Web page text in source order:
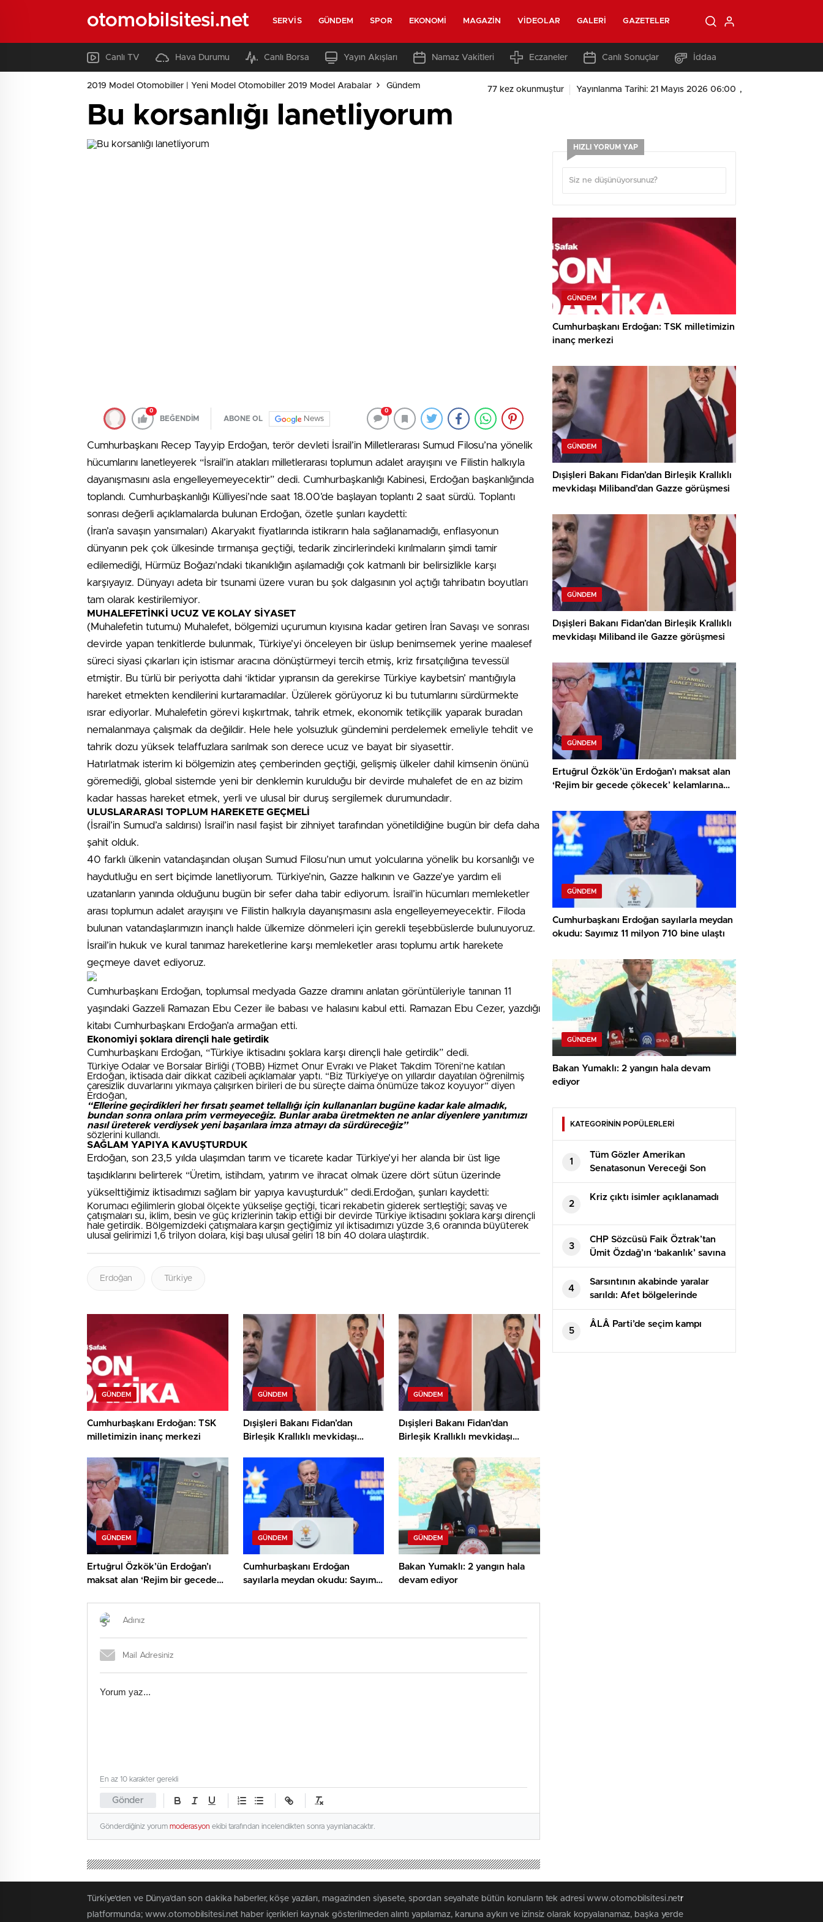
otomobilsitesi.net SERVIS GÜNDEM SPOR EKONOMI MAGAZIN VIDEOLAR GALERI GAZETELER
Canlı TV Hava Durumu Canlı Borsa Yayın Akışları Namaz Vakitleri Eczaneler Canlı Sonuçlar İddaa
,
2019 Model Otomobiller | Yeni Model Otomobiller 2019 Model Arabalar Gündem 77 kez okunmuştur Yayınlanma Tarihi: 21 Mayıs 2026 06:00
Bu korsanlığı lanetliyorum
0
BEĞENDİM ABONE OL News
0
Cumhurbaşkanı Recep Tayyip Erdoğan, terör devleti İsrail’in Milletlerarası Sumud Filosu’na yönelik
hücumlarını lanetleyerek “İsrail’in atakları milletlerarası toplumun adalet arayışını ve Filistin halkıyla
dayanışmasını asla engelleyemeyecektir” dedi. Cumhurbaşkanlığı Kabinesi, Erdoğan başkanlığında
toplandı. Cumhurbaşkanlığı Külliyesi’nde saat 18.00’de başlayan toplantı 2 saat sürdü. Toplantı
sonrası değerli açıklamalarda bulunan Erdoğan, özetle şunları kaydetti:
(İran’a savaşın yansımaları) Akaryakıt fiyatlarında istikrarın hala sağlanamadığı, enflasyonun
dünyanın pek çok ülkesinde tırmanışa geçtiği, tedarik zincirlerindeki kırılmaların şimdi tamir
edilemediği, Hürmüz Boğazı’ndaki tıkanıklığın aşılamadığı çok katmanlı bir belirsizlikle karşı
karşıyayız. Dünyayı adeta bir tsunami üzere vuran bu şok dalgasının yol açtığı tahribatın boyutları
tam olarak kestirilemiyor.
MUHALEFETİNKİ UCUZ VE KOLAY SİYASET
(Muhalefetin tutumu) Muhalefet, bölgemizi uçurumun kıyısına kadar getiren İran Savaşı ve sonrası
devirde yapan tenkitlerde bulunmak, Türkiye’yi önceleyen bir üslup benimsemek yerine maalesef
süreci siyasi çıkarları için istismar aracına dönüştürmeyi tercih etmiş, kriz fırsatçılığına tevessül
etmiştir. Bu türlü bir periyotta dahi ‘iktidar yıpransın da gerekirse Türkiye kaybetsin’ mantığıyla
hareket etmekten kendilerini kurtaramadılar. Üzülerek görüyoruz ki bu tutumlarını sürdürmekte
ısrar ediyorlar. Muhalefetin görevi kışkırtmak, tahrik etmek, ekonomik tetikçilik yaparak buradan
nemalanmaya çalışmak da değildir. Hele hele yolsuzluk gündemini perdelemek emeliyle tehdit ve
tahrik dozu yüksek telaffuzlara sarılmak son derece ucuz ve bayat bir siyasettir.
Hatırlatmak isterim ki bölgemizin ateş çemberinden geçtiği, gelişmiş ülkeler dahil kimsenin önünü
göremediği, global sistemde yeni bir denklemin kurulduğu bir devirde muhalefet de en az bizim
kadar hassas hareket etmek, yerli ve ulusal bir duruş sergilemek durumundadır.
ULUSLARARASI TOPLUM HAREKETE GEÇMELİ
(İsrail’in Sumud’a saldırısı) İsrail’in nasıl faşist bir zihniyet tarafından yönetildiğine bugün bir defa daha
şahit olduk.
40 farklı ülkenin vatandaşından oluşan Sumud Filosu’nun umut yolcularına yönelik bu korsanlığı ve
haydutluğu en sert biçimde lanetliyorum. Türkiye’nin, Gazze halkının ve Gazze’ye yardım eli
uzatanların yanında olduğunu bugün bir sefer daha tabir ediyorum. İsrail’in hücumları memleketler
arası toplumun adalet arayışını ve Filistin halkıyla dayanışmasını asla engelleyemeyecektir. Filoda
bulunan vatandaşlarımızın inançlı halde ülkemize dönmeleri için gerekli teşebbüslerde bulunuyoruz.
İsrail’in hukuk ve kural tanımaz hareketlerine karşı memleketler arası toplumu artık harekete
geçmeye davet ediyoruz.
Cumhurbaşkanı Erdoğan, toplumsal medyada Gazze dramını anlatan görüntüleriyle tanınan 11
yaşındaki Gazzeli Ramazan Ebu Cezer ile babası ve halasını kabul etti. Ramazan Ebu Cezer, yazdığı
kitabı Cumhurbaşkanı Erdoğan’a armağan etti.
Ekonomiyi şoklara dirençli hale getirdik
Cumhurbaşkanı Erdoğan, “Türkiye iktisadını şoklara karşı dirençli hale getirdik” dedi.
Türkiye Odalar ve Borsalar Birliği (TOBB) Hizmet Onur Evrakı ve Plaket Takdim Töreni’ne katılan
Erdoğan, iktisada dair dikkat cazibeli açıklamalar yaptı. “Biz Türkiye’ye on yıllardır dayatılan öğrenilmiş
çaresizlik duvarlarını yıkmaya çalışırken birileri de bu süreçte daima önümüze takoz koyuyor” diyen
Erdoğan,
“Ellerine geçirdikleri her fırsatı şeamet tellallığı için kullananları bugüne kadar kale almadık,
bundan sonra onlara prim vermeyeceğiz. Bunlar araba üretmekten ne anlar diyenlere yanıtımızı
nasıl üreterek verdiysek yeni başarılara imza atmayı da sürdüreceğiz”
sözlerini kullandı.
SAĞLAM YAPIYA KAVUŞTURDUK
Erdoğan, son 23,5 yılda ulaşımdan tarım ve ticarete kadar Türkiye’yi her alanda bir üst lige
taşıdıklarını belirterek “Üretim, istihdam, yatırım ve ihracat olmak üzere dört sütun üzerinde
yükselttiğimiz iktisadımızı sağlam bir yapıya kavuşturduk” dedi.Erdoğan, şunları kaydetti:
Korumacı eğilimlerin global ölçekte yükselişe geçtiği, ticari rekabetin giderek sertleştiği; savaş ve
çatışmaları su, iklim, besin ve güç krizlerinin takip ettiği bir devirde Türkiye iktisadını şoklara karşı dirençli
hale getirdik. Bölgemizdeki çatışmalara karşın geçtiğimiz yıl iktisadımızı yüzde 3,6 oranında büyüterek
ulusal gelirimizi 1,6 trilyon dolara, kişi başı ulusal geliri 18 bin 40 dolara ulaştırdık.
Erdoğan Türkiye
GÜNDEM
Cumhurbaşkanı Erdoğan: TSK
milletimizin inanç merkezi
GÜNDEM
Dışişleri Bakanı Fidan’dan
Birleşik Krallıklı mevkidaşı
GÜNDEM
Dışişleri Bakanı Fidan’dan
Birleşik Krallıklı mevkidaşı
GÜNDEM
Ertuğrul Özkök’ün Erdoğan’ı
maksat alan ‘Rejim bir gecede
GÜNDEM
Cumhurbaşkanı Erdoğan
sayılarla meydan okudu: Sayımız
GÜNDEM
Bakan Yumaklı: 2 yangın hala
devam ediyor
Gönder
En az 10 karakter gerekli
Gönderdiğiniz yorum moderasyon ekibi tarafından incelendikten sonra yayınlanacaktır.
HIZLI YORUM YAP
GÜNDEM
Cumhurbaşkanı Erdoğan: TSK milletimizin
inanç merkezi
GÜNDEM
Dışişleri Bakanı Fidan’dan Birleşik Krallıklı
mevkidaşı Miliband’dan Gazze görüşmesi
GÜNDEM
Dışişleri Bakanı Fidan’dan Birleşik Krallıklı
mevkidaşı Miliband ile Gazze görüşmesi
GÜNDEM
Ertuğrul Özkök’ün Erdoğan’ı maksat alan
‘Rejim bir gecede çökecek’ kelamlarına
GÜNDEM
Cumhurbaşkanı Erdoğan sayılarla meydan
okudu: Sayımız 11 milyon 710 bine ulaştı
GÜNDEM
Bakan Yumaklı: 2 yangın hala devam
ediyor
KATEGORİNİN POPÜLERLERİ
1
Tüm Gözler Amerikan
Senatasonun Vereceği Son
Kararda
2
Kriz çıktı isimler açıklanamadı
3
CHP Sözcüsü Faik Öztrak’tan
Ümit Özdağ’ın ‘bakanlık’ savına
yalanlama: İki protokolde de bu
türlü bir husus yok
4
Sarsıntının akabinde yaralar
sarıldı: Afet bölgelerinde
yapılan yaklaşık 45 bin konut
vatandaşlara teslim edildi
5
ÂLÂ Parti’de seçim kampı
Türkiye'den ve Dünya’dan son dakika haberler, köşe yazıları, magazinden siyasete, spordan seyahate bütün konuların tek adresi www.otomobilsitesi.netr
platformunda; www.otomobilsitesi.net haber içerikleri kaynak gösterilmeden alıntı yapılamaz, kanuna aykırı ve izinsiz olarak kopyalanamaz, başka yerde